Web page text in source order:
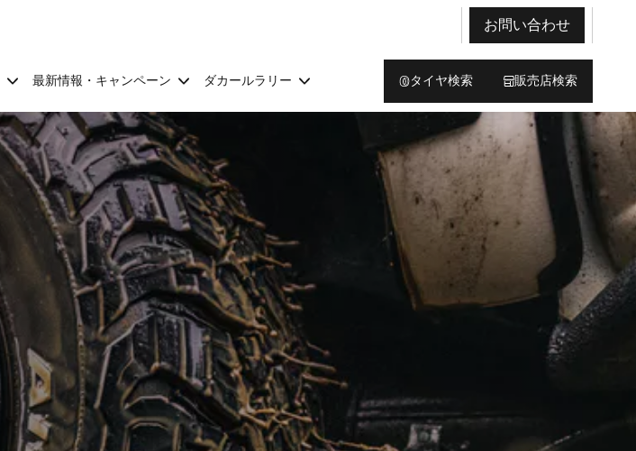
お問い合わせ
最新情報・キャンペーン ダカールラリー タイヤ検索 販売店検索